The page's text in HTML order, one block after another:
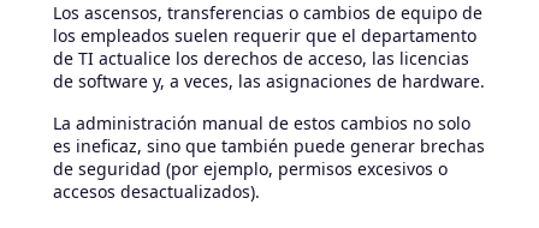
Los ascensos, transferencias o cambios de equipo de
los empleados suelen requerir que el departamento
de TI actualice los derechos de acceso, las licencias
de software y, a veces, las asignaciones de hardware.
La administración manual de estos cambios no solo
es ineficaz, sino que también puede generar brechas
de seguridad (por ejemplo, permisos excesivos o
accesos desactualizados).